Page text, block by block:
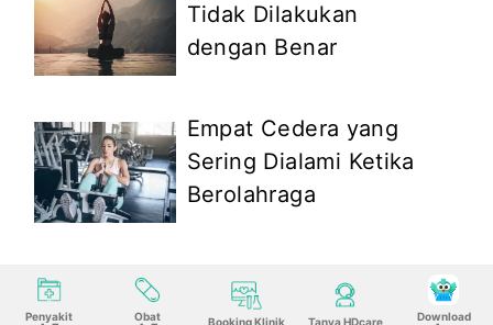
Tidak Dilakukan
dengan Benar
Empat Cedera yang
Sering Dialami Ketika
Berolahraga
Penyakit
Obat
Booking Klinik Tanya HDcare
Download